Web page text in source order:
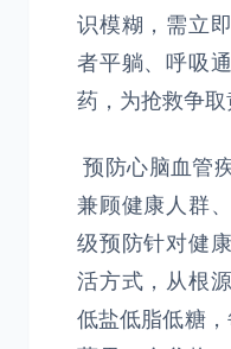
识模糊，需立
者平躺、呼吸
药，为抢救争取
预防心脑血管
兼顾健康人群
级预防针对健
活方式，从根
低盐低脂低糖